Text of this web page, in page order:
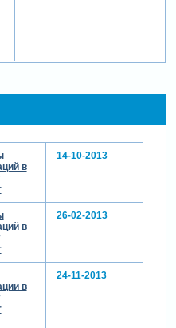
в
14-10-2013
в
26-02-2013
в
24-11-2013